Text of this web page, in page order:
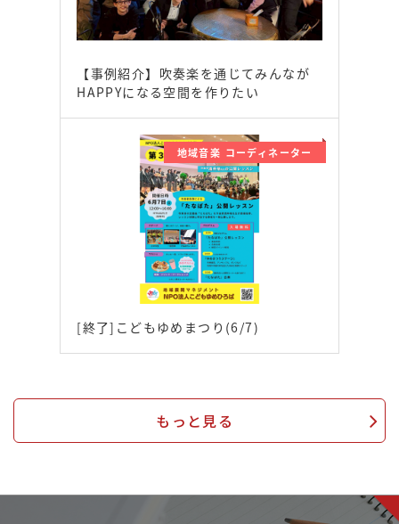
【事例紹介】吹奏楽を通じてみんなが
HAPPYになる空間を作りたい
地域音楽 コーディネーター
[終了]こどもゆめまつり(6/7)
もっと見る